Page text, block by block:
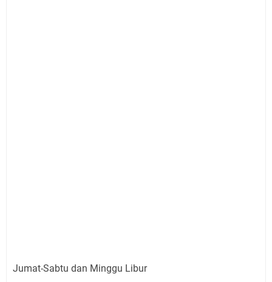
Jumat-Sabtu dan Minggu Libur